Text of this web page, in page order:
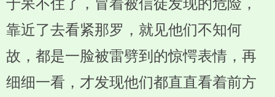
于呆不住了，冒着被信徒发现的危险，
靠近了去看紧那罗，就见他们不知何
故，都是一脸被雷劈到的惊愕表情，再
细细一看，才发现他们都直直看着前方